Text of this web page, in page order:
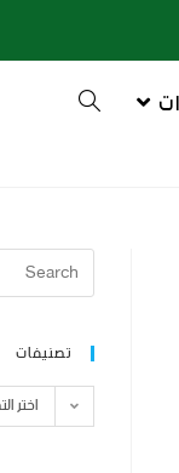
تصنيفات
اختر